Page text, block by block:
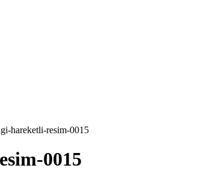
hareketli-resim-0015
0015